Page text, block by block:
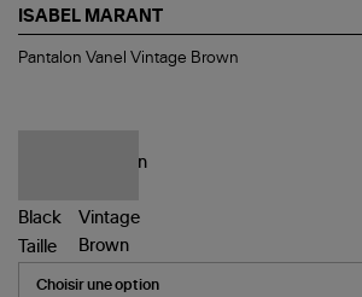
ISABEL MARANT
Pantalon
Pantalon Vanel Vintage Brown
Taille